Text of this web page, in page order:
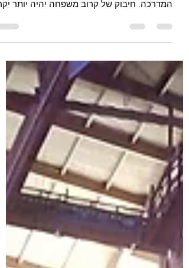
לעולם לא ניקח יותר כמובן מאליו את לחיצת
לקולגה, או המעבר האקראי מול אדם על